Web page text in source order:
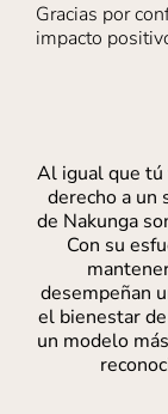
Gracias por
impacto
Al igual que
derecho a un
de Nakunga
Con su
desempeñan
el bienestar
un modelo